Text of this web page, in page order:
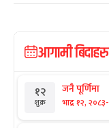
आगामी बिदाहरु
१२
शुक्र
जनै पूर्णिमा
भाद्र १२, २०८३-